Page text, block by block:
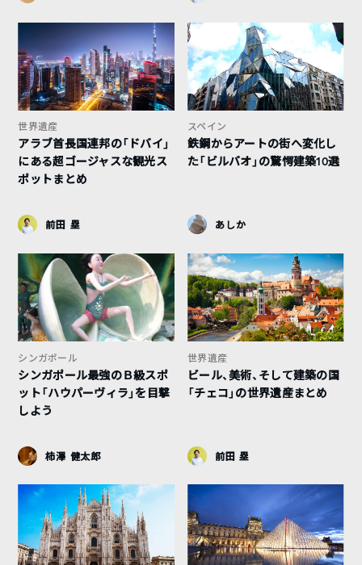
世界遺産
アラブ首長国連邦の「ドバイ」
にある超ゴージャスな観光ス
ポットまとめ
前田 塁
スペイン
鉄鋼からアートの街へ変化し
た「ビルバオ」の驚愕建築10選
あしか
シンガポール
シンガポール最強のＢ級スポ
ット「ハウパーヴィラ」を目撃
しよう
柿澤 健太郎
世界遺産
ビール、美術、そして建築の国
「チェコ」の世界遺産まとめ
前田 塁